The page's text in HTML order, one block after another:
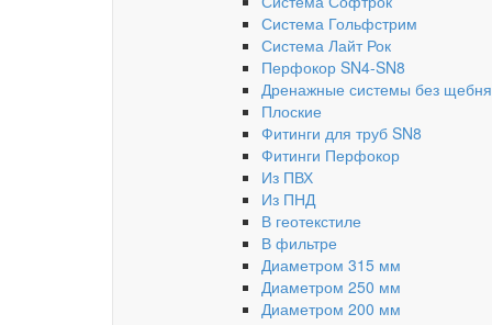
Система Гольфстрим
Система Лайт Рок
Перфокор SN4-SN8
Дренажные системы без щебня
Плоские
Фитинги для труб SN8
Фитинги Перфокор
Из ПВХ
Из ПНД
В геотекстиле
В фильтре
Диаметром 315 мм
Диаметром 250 мм
Диаметром 200 мм